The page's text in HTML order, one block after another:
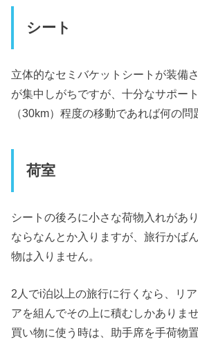
シート
立体的なセミバケットシートが装備
が集中しがちですが、十分なサポー
（30km）程度の移動であれば何の問
荷室
シートの後ろに小さな荷物入れがあ
ならなんとか入りますが、旅行かば
物は入りません。
2人でi泊以上の旅行に行くなら、リ
アを組んでその上に積むしかありま
買い物に使う時は、助手席を手荷物